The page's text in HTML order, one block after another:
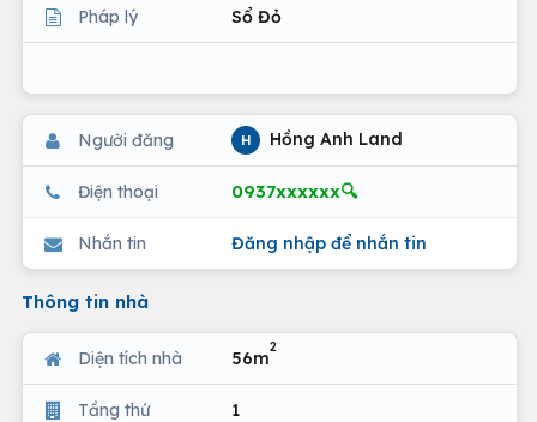
Pháp lý Sổ Đỏ
Người đăng H Hồng Anh Land
Điện thoại 0937xxxxxx🔍
Nhắn tin Đăng nhập để nhắn tin
Thông tin nhà
Diện tích nhà 56m
2
Tầng thứ 1